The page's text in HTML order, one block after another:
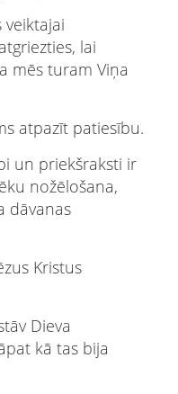
veiktajai
lai
mēs turam Viņa
atpazīt patiesību.
un priekšraksti ir
nožēlošana,
dāvanas
Kristus
Dieva
kā tas bija